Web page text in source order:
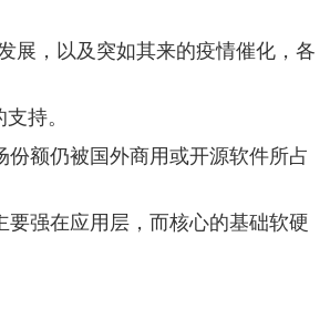
展，以及突如其来的疫情催化，各
持。
额仍被国外商用或开源软件所占
强在应用层，而核心的基础软硬